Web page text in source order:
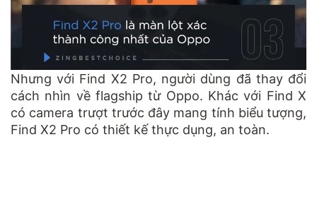
Nhưng với Find X2 Pro, người dùng đã thay đổi
cách nhìn về flagship từ Oppo. Khác với Find X
có camera trượt trước đây mang tính biểu tượng,
Find X2 Pro có thiết kế thực dụng, an toàn.